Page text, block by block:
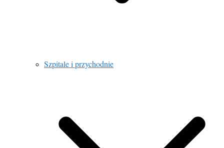
Szpitale i przychodnie